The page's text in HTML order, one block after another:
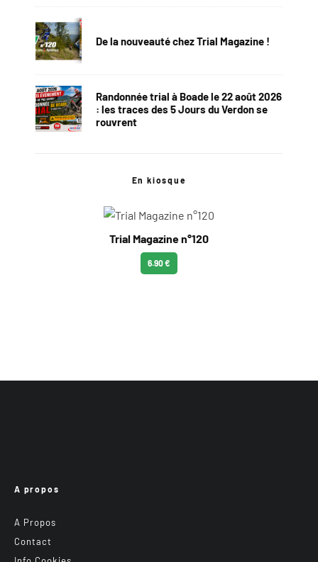
De la nouveauté chez Trial Magazine !
Randonnée trial à Boade le 22 août 2026
: les traces des 5 Jours du Verdon se
rouvrent
En kiosque
Trial Magazine n°120
6.90 €
A propos
A Propos
Contact